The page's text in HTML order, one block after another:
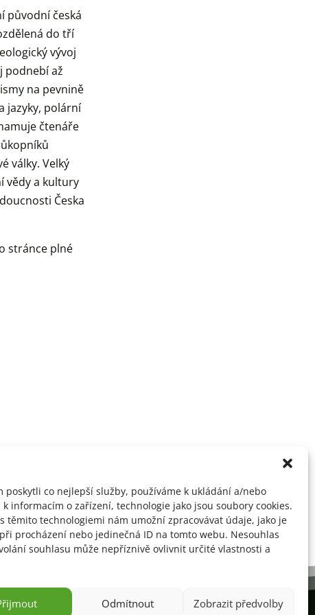
poskytli co nejlepší služby, používáme k ukládání a/nebo
informacím o zařízení, technologie jako jsou soubory cookies.
těmito technologiemi nám umožní zpracovávat údaje, jako je
procházení nebo jedinečná ID na tomto webu. Nesouhlas
souhlasu může nepříznivě ovlivnit určité vlastnosti a
Odmítnout Zobrazit předvolby
původní česká
do tří
vývoj
podnebí až
na pevnině
jazyky, polární
čtenáře
války. Velký
vědy a kultury
Česka
stránce plné
jí zabývají,